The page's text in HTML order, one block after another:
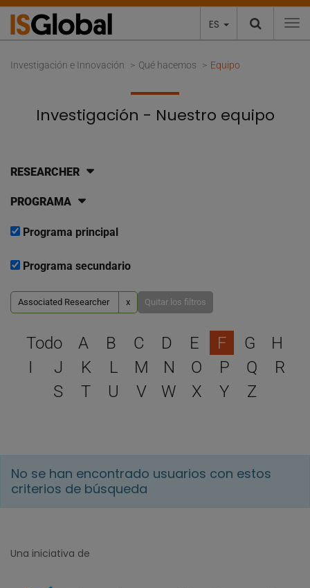
ES
Investigación e Innovación Qué hacemos Equipo
Investigación - Nuestro equipo
RESEARCHER
PROGRAMA
Programa principal
Programa secundario
Associated Researcher x Quitar los filtros
Selecciona una letra
Todo A B C D E F G
H
I
J K L M N O P Q
R
S
T U V W X Y Z
No se han encontrado usuarios con estos
criterios de búsqueda
Una iniciativa de